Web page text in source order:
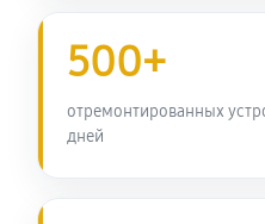
Замена передней панели
2970 руб
Замена задней панели
500+
отремонтированных
дней